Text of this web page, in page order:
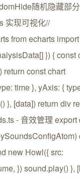
随机隐藏部
实现可视化//
from echarts
}) { const
return const chart
time }, yAxis: {
}, [data]) return div
- 音效管理 export
new Howl({ src:
}) sound.play() },